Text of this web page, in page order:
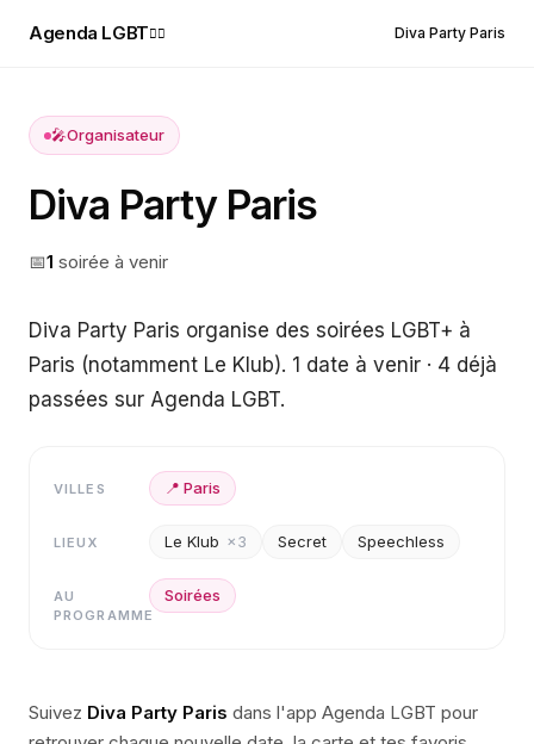
Agenda LGBT🏳️‍🌈 Diva Party Paris
🎤Organisateur
Diva Party Paris
📅1 soirée à venir
Diva Party Paris organise des soirées LGBT+ à
Paris (notamment Le Klub). 1 date à venir · 4 déjà
passées sur Agenda LGBT.
VILLES 📍 Paris
LIEUX Le Klub ×3 Secret Speechless
AU
PROGRAMME
Soirées
Suivez Diva Party Paris dans l'app Agenda LGBT pour